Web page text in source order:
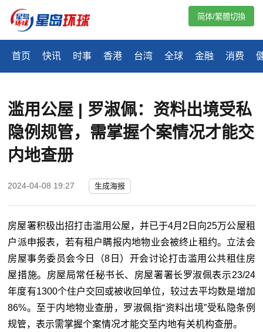
首页 快讯 时事 香港 台湾 全球 金融 消费
简体/繁體切換
滥用公屋 | 罗淑佩：资料出境受私
隐例规管，需掌握个案情况才能交
内地查册
2024-04-08 19:27 生成海报
房屋署积极出招打击滥用公屋，并已于4月2日向25万公屋租
户派申报表，若有租户瞒报内地物业会被终止租约。立法会
房屋事务委员会今日（8日）开会讨论打击滥用公共租住房
屋措施。房屋局常任秘书长、房屋署署长罗淑佩表示23/24
年度有1300个住户交回或被收回单位，较过去平均数是增加
86%。至于内地物业查册，罗淑佩指“资料出境”受私隐条例
规管，表示需掌握个案情况才能交至内地有关机构查册。